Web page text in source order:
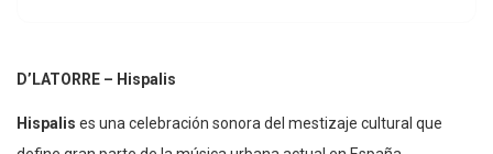
D’LATORRE – Hispalis
Hispalis es una celebración sonora del mestizaje cultural que